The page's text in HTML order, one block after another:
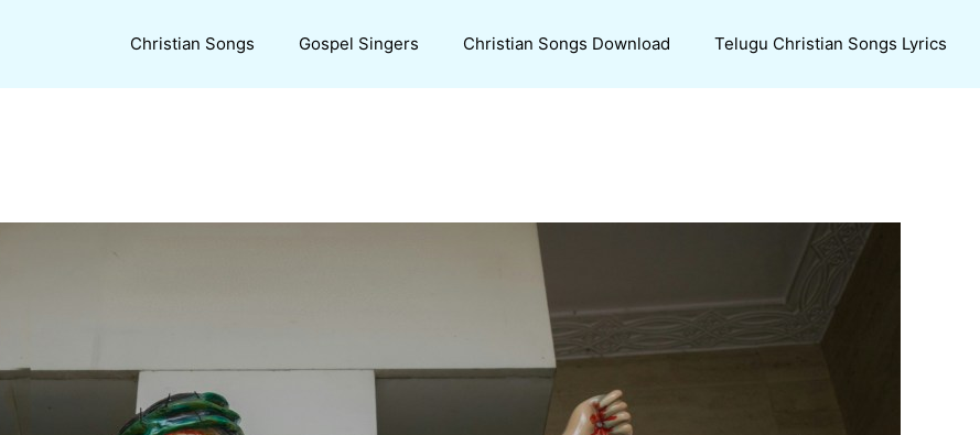
Christian Songs Gospel Singers Christian Songs Download Telugu Christian Songs Lyrics